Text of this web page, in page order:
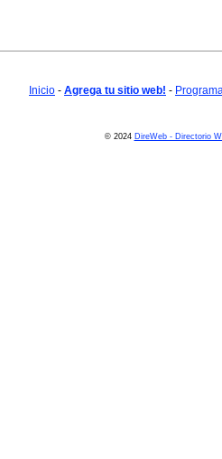
Inicio - Agrega tu sitio web! -
© 2024 DireWeb - Directorio